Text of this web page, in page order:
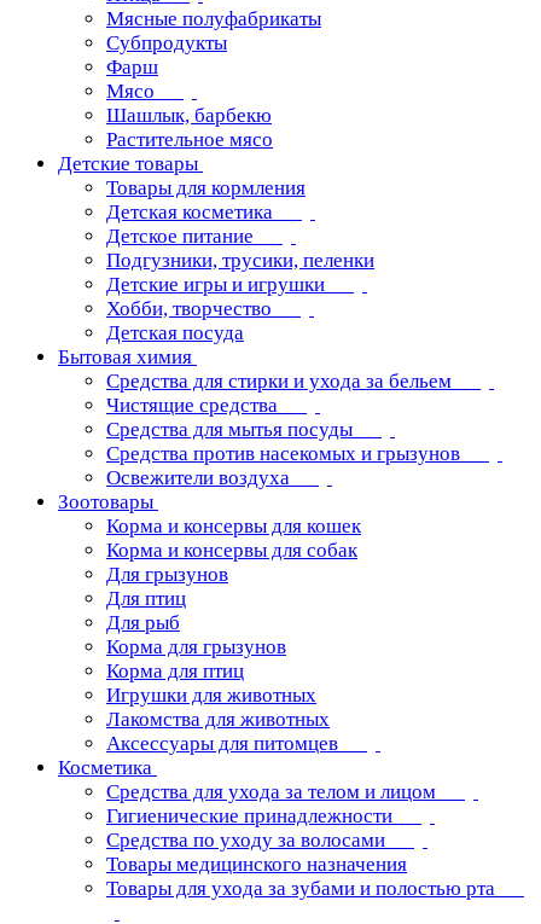
Мясные полуфабрикаты
Субпродукты
Фарш
Мясо
Шашлык, барбекю
Растительное мясо
Детские товары
Товары для кормления
Детская косметика
Детское питание
Подгузники, трусики, пеленки
Детские игры и игрушки
Хобби, творчество
Детская посуда
Бытовая химия
Средства для стирки и ухода за бельем
Чистящие средства
Средства для мытья посуды
Средства против насекомых и грызунов
Освежители воздуха
Зоотовары
Корма и консервы для кошек
Корма и консервы для собак
Для грызунов
Для птиц
Для рыб
Корма для грызунов
Корма для птиц
Игрушки для животных
Лакомства для животных
Аксессуары для питомцев
Косметика
Средства для ухода за телом и лицом
Гигиенические принадлежности
Средства по уходу за волосами
Товары медицинского назначения
Товары для ухода за зубами и полостью рта